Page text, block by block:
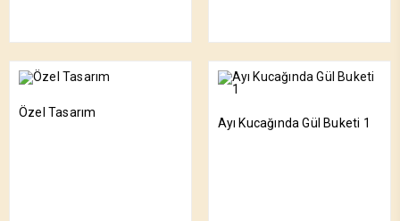
Özel Tasarım
Ayı Kucağında Gül Buketi 1